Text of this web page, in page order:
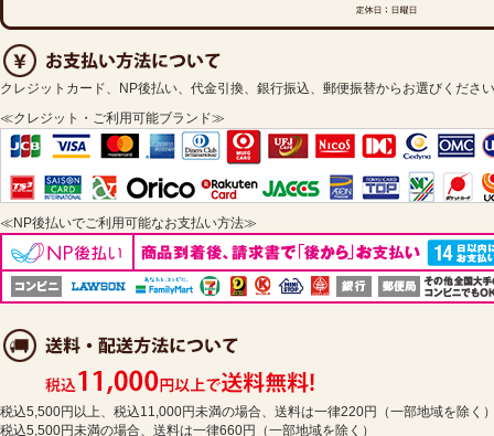
クレジットカード、NP後払い、代金引換、銀行振込、郵便振替からお選びくださ
≪クレジット・ご利用可能ブランド≫
≪NP後払いでご利用可能なお支払い方法≫
税込5,500円以上、税込11,000円未満の場合、送料は一律220円（一部地域を除く
税込5,500円未満の場合、送料は一律660円（一部地域を除く）